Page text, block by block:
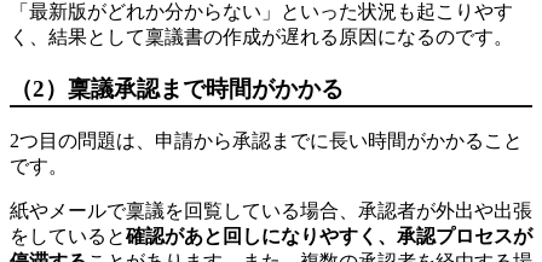
「最新版がどれか分からない」といった状況も起こりやす
く、結果として稟議書の作成が遅れる原因になるのです。
（2）稟議承認まで時間がかかる
2つ目の問題は、申請から承認までに長い時間がかかること
です。
紙やメールで稟議を回覧している場合、承認者が外出や出張
をしていると確認があと回しになりやすく、承認プロセスが